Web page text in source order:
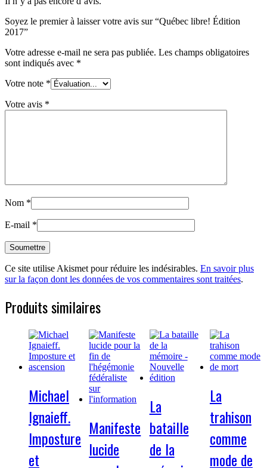
Soyez le premier à laisser votre avis sur “Québec libre! Édition
2017”
Votre adresse e-mail ne sera pas publiée. Les champs obligatoires
sont indiqués avec *
Votre note *
Votre avis *
Nom *
E-mail *
Ce site utilise Akismet pour réduire les indésirables. En savoir plus
sur la façon dont les données de vos commentaires sont traitées.
Produits similaires
Michael
Ignaieff.
Imposture
et
Manifeste
lucide
La
bataille
de la
La
trahison
comme
mode de